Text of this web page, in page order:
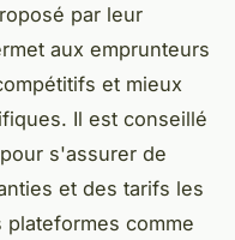
par leur
aux emprunteurs
et mieux
Il est conseillé
s'assurer de
et des tarifs les
comme